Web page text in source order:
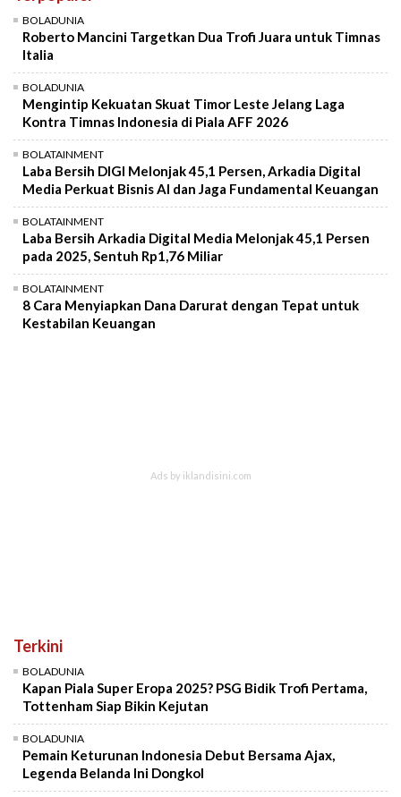
BOLADUNIA
Roberto Mancini Targetkan Dua Trofi Juara untuk Timnas
Italia
BOLADUNIA
Mengintip Kekuatan Skuat Timor Leste Jelang Laga
Kontra Timnas Indonesia di Piala AFF 2026
BOLATAINMENT
Laba Bersih DIGI Melonjak 45,1 Persen, Arkadia Digital
Media Perkuat Bisnis AI dan Jaga Fundamental Keuangan
BOLATAINMENT
Laba Bersih Arkadia Digital Media Melonjak 45,1 Persen
pada 2025, Sentuh Rp1,76 Miliar
BOLATAINMENT
8 Cara Menyiapkan Dana Darurat dengan Tepat untuk
Kestabilan Keuangan
Terkini
BOLADUNIA
Kapan Piala Super Eropa 2025? PSG Bidik Trofi Pertama,
Tottenham Siap Bikin Kejutan
BOLADUNIA
Pemain Keturunan Indonesia Debut Bersama Ajax,
Legenda Belanda Ini Dongkol